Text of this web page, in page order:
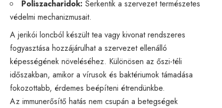
Poliszacharidok: Serkentik a szervezet természetes
védelmi mechanizmusait.
A jerikói loncból készült tea vagy kivonat rendszeres
fogyasztása hozzájárulhat a szervezet ellenálló
képességének növeléséhez. Különösen az őszi-téli
időszakban, amikor a vírusok és baktériumok támadása
fokozottabb, érdemes beépíteni étrendünkbe.
Az immunerősítő hatás nem csupán a betegségek